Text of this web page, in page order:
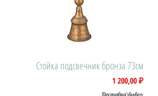
Стойка подсвечник бронза 73см
Цена
1 200,00 ₽
Доставка\вывоз: